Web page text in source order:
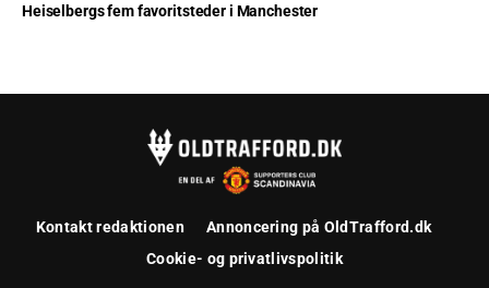
Heiselbergs fem favoritsteder i Manchester
Kontakt redaktionen
Annoncering på OldTrafford.dk
Cookie- og privatlivspolitik